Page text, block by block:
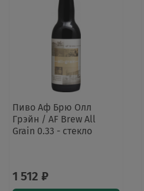
Пиво Аф Брю Олл
Грэйн / AF Brew All
Grain 0.33 - стекло
1 512 ₽